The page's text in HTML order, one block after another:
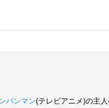
パンマン(テレビアニメ)の主人